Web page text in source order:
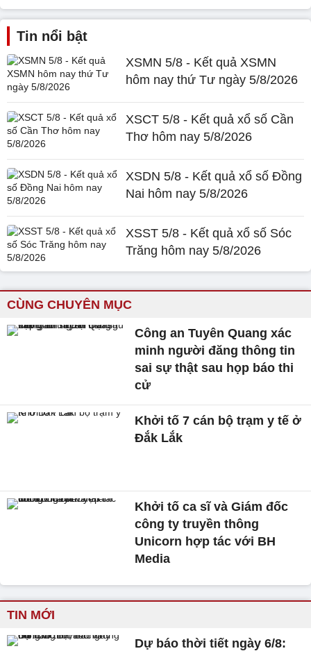
Tin nổi bật
XSMN 5/8 - Kết quả XSMN
hôm nay thứ Tư ngày 5/8/2026
XSCT 5/8 - Kết quả xổ số Cần
Thơ hôm nay 5/8/2026
XSDN 5/8 - Kết quả xổ số Đồng
Nai hôm nay 5/8/2026
XSST 5/8 - Kết quả xổ số Sóc
Trăng hôm nay 5/8/2026
CÙNG CHUYÊN MỤC
Công an Tuyên Quang xác
minh người đăng thông tin
sai sự thật sau họp báo thi
cử
Khởi tố 7 cán bộ trạm y tế ở
Đắk Lắk
Khởi tố ca sĩ và Giám đốc
công ty truyền thông
Unicorn hợp tác với BH
Media
TIN MỚI
Dự báo thời tiết ngày 6/8: